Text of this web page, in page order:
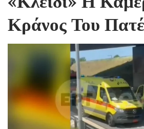
Κράνος Του